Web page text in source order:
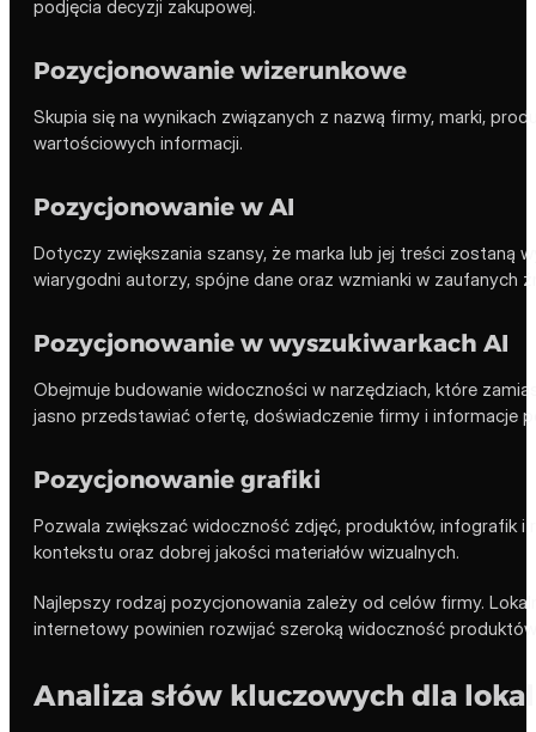
podjęcia decyzji zakupowej.
Pozycjonowanie wizerunkowe
Skupia się na wynikach związanych z nazwą firmy, marki,
wartościowych informacji.
Pozycjonowanie w AI
Dotyczy zwiększania szansy, że marka lub jej treści zostaną
wiarygodni autorzy, spójne dane oraz wzmianki w zaufanych
Pozycjonowanie w wyszukiwarkach AI
Obejmuje budowanie widoczności w narzędziach, które
jasno przedstawiać ofertę, doświadczenie firmy i informacje
Pozycjonowanie grafiki
Pozwala zwiększać widoczność zdjęć, produktów, infografik i
kontekstu oraz dobrej jakości materiałów wizualnych.
Najlepszy rodzaj pozycjonowania zależy od celów firmy.
internetowy powinien rozwijać szeroką widoczność
Analiza słów kluczowych dla